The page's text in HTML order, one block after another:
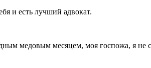
и есть лучший адвокат.
медовым месяцем, моя госпожа, я не